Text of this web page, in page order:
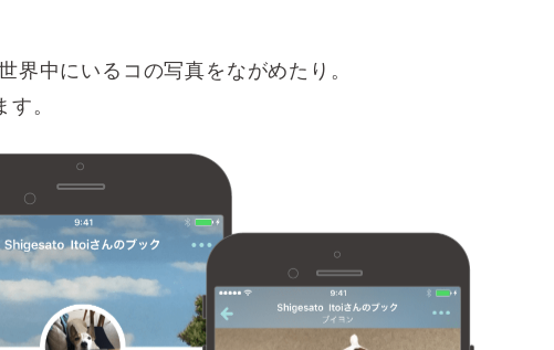
界中にいるコの写真をながめたり。
。